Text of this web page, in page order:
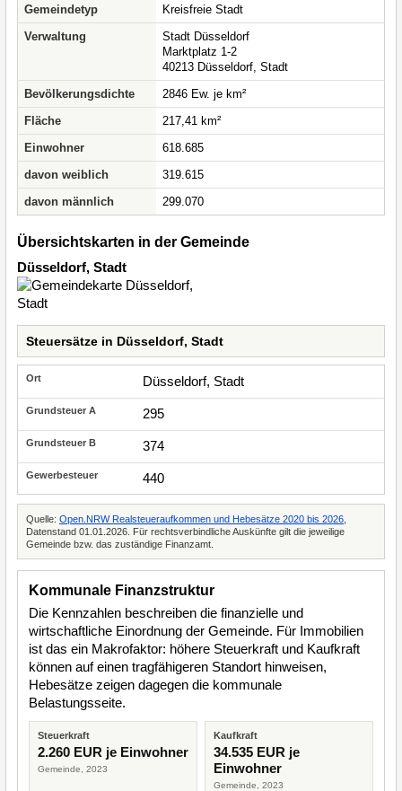
Gemeindetyp
Kreisfreie Stadt
Verwaltung
Stadt Düsseldorf
Marktplatz 1-2
40213 Düsseldorf, Stadt
Bevölkerungsdichte
2846 Ew. je km²
Fläche
217,41 km²
Einwohner
618.685
davon weiblich
319.615
davon männlich
299.070
Übersichtskarten in der Gemeinde
Düsseldorf, Stadt
Steuersätze in Düsseldorf, Stadt
Düsseldorf, Stadt
295
374
440
Quelle: Open.NRW Realsteueraufkommen und Hebesätze 2020 bis 2026
Datenstand 01.01.2026. Für rechtsverbindliche Auskünfte gilt die jeweilige
Gemeinde bzw. das zuständige Finanzamt.
Kommunale Finanzstruktur
Die Kennzahlen beschreiben die finanzielle und
wirtschaftliche Einordnung der Gemeinde. Für Immobilien
ist das ein Makrofaktor: höhere Steuerkraft und Kaufkraft
können auf einen tragfähigeren Standort hinweisen,
Hebesätze zeigen dagegen die kommunale
Belastungsseite.
Steuerkraft
2.260 EUR je Einwohner
Gemeinde, 2023
Kaufkraft
34.535 EUR je
Einwohner
Gemeinde, 2023